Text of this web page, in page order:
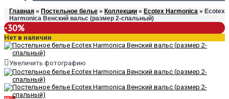
Главная » Постельное белье » Коллекции » Ecotex Harmonica » Ecotex
Harmonica Венский вальс (размер 2-спальный)
-30%
Нет в наличии
Увеличить фотографию